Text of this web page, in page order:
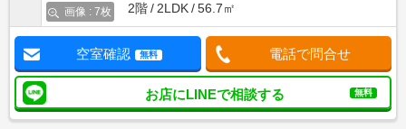
画像 : 7枚
2階
2LDK 56.7㎡
空室確認 無料 電話で問合せ
お店にLINEで相談する 無料